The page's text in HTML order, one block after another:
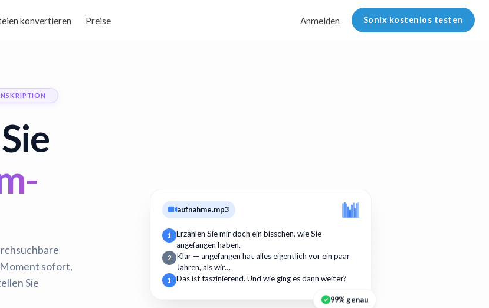
konvertieren Preise Anmelden Sonix kostenlos testen
sofort,
Sie
aufnahme.mp3
1
Erzählen Sie mir doch ein bisschen, wie Sie
angefangen haben.
2
Klar — angefangen hat alles eigentlich vor ein paar
Jahren, als wir…
1 Das ist faszinierend. Und wie ging es dann weiter?
99% genau